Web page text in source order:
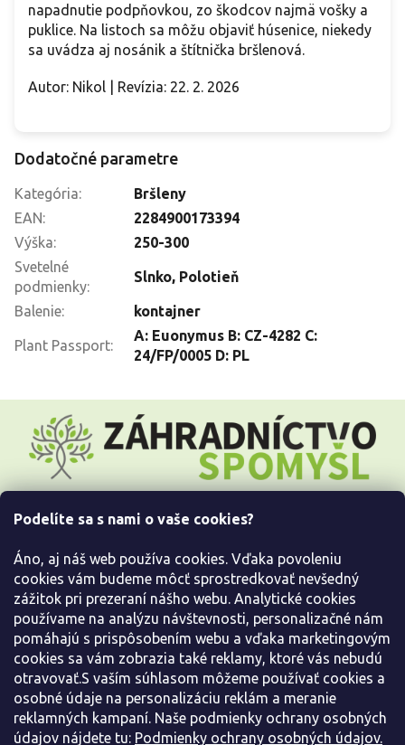
Podelíte sa s nami o vaše cookies?
Áno, aj náš web používa cookies. Vďaka povoleniu
cookies vám budeme môcť sprostredkovať nevšedný
zážitok pri prezeraní nášho webu. Analytické cookies
používame na analýzu návštevnosti, personalizačné nám
pomáhajú s prispôsobením webu a vďaka marketingovým
cookies sa vám zobrazia také reklamy, ktoré vás nebudú
otravovať.S vaším súhlasom môžeme používať cookies a
osobné údaje na personalizáciu reklám a meranie
reklamných kampaní. Naše podmienky ochrany osobných
údajov nájdete tu: Podmienky ochrany osobných údajov.
napadnutie podpňovkou, zo škodcov najmä vošky a
puklice. Na listoch sa môžu objaviť húsenice, niekedy
sa uvádza aj nosánik a štítnička bršlenová.
Autor: Nikol | Revízia: 22. 2. 2026
Dodatočné parametre
Kategória:
Bršleny
EAN:
2284900173394
Výška:
250-300
Svetelné
podmienky:
Slnko, Polotieň
Balenie: kontajner
Plant Passport:
A: Euonymus B: CZ-4282 C:
24/FP/0005 D: PL
t
Informácie pre Vás
Kontaktujte nás